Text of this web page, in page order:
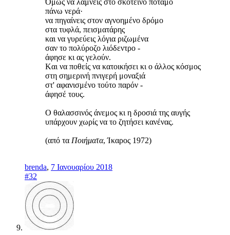
Όμως να λάμνεις στο σκοτεινό ποταμό
πάνω νερά·
να πηγαίνεις στον αγνοημένο δρόμο
στα τυφλά, πεισματάρης
και να γυρεύεις λόγια ριζωμένα
σαν το πολύροζο λιόδεντρο -
άφησε κι ας γελούν.
Kαι να ποθείς να κατοικήσει κι ο άλλος κόσμος
στη σημερινή πνιγερή μοναξιά
στ' αφανισμένο τούτο παρόν -
άφησέ τους.
O θαλασσινός άνεμος κι η δροσιά της αυγής
υπάρχουν χωρίς να το ζητήσει κανένας.
(από τα Ποιήματα, Ίκαρος 1972)
brenda, 7 Ιανουαρίου 2018
#32